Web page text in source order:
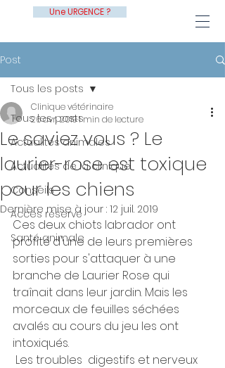
Une URGENCE ?
Post
Tous les posts
Actualités animales
Actualités de la clinique
Conseils
Accès réservé
Santé animale
Tous les posts
Le saviez vous ? Le
laurier-rose est toxique
pour les chiens
Clinique vétérinaire
26 avr. 20191 min de lecture
Dernière mise à jour : 12 juil. 2019
Ces deux chiots labrador ont
profité d'une de leurs premières
sorties pour s'attaquer à une
branche de Laurier Rose qui
traînait dans leur jardin. Mais les
morceaux de feuilles séchées
avalés au cours du jeu les ont
intoxiqués.